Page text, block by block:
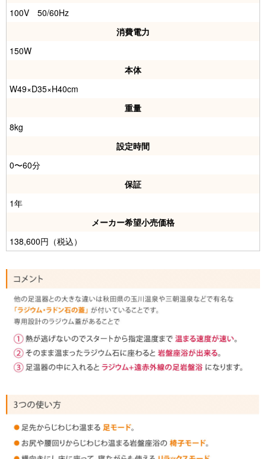
100V 50/60Hz
消費電力
150W
本体
W49×D35×H40cm
重量
8kg
設定時間
0〜60分
保証
1年
メーカー希望小売価格
138,600円（税込）